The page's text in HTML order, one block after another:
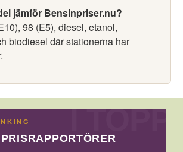
jämför Bensinpriser.nu?
98 (E5), diesel, etanol,
biodiesel där stationerna har